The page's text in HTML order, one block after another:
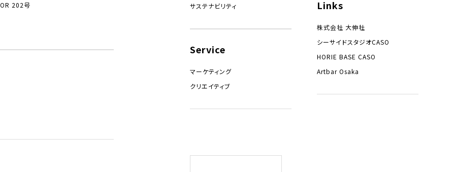
202号
サステナビリティ
Service
マーケティング
クリエイティブ
Links
株式会社 大伸社
シーサイドスタジオCASO
HORIE BASE CASO
Artbar Osaka